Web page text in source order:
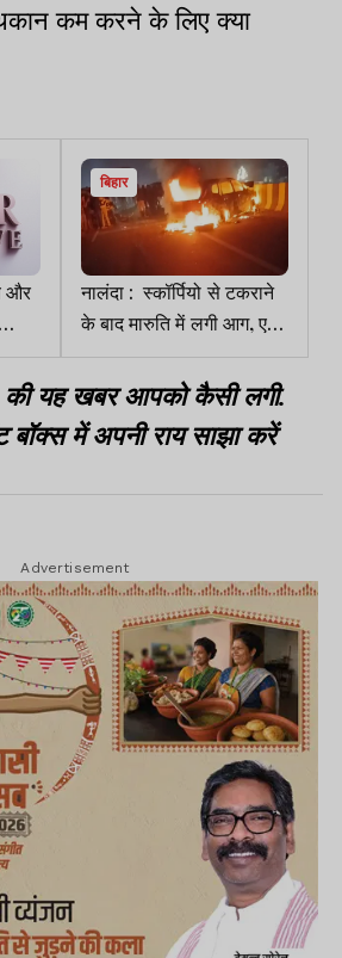
कम करने के लिए क्या
और
बिहार
नालंदा : स्कॉर्पियो से टकराने
के बाद मारुति में लगी आग, एक
युवक की मौत, चार गंभीर
यह खबर आपको कैसी लगी.
बॉक्स में अपनी राय साझा करें
Advertisement